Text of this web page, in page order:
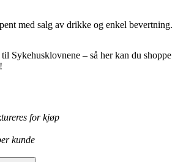
med salg av drikke og enkel bevertning.
Sykehusklovnene – så her kan du shoppe
for kjøp
kunde